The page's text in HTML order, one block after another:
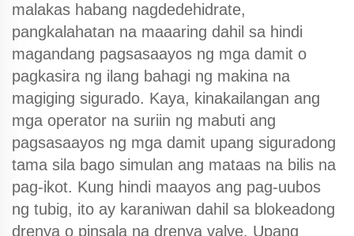
malakas habang nagdedehidrate,
pangkalahatan na maaaring dahil sa hindi
magandang pagsasaayos ng mga damit o
pagkasira ng ilang bahagi ng makina na
magiging sigurado. Kaya, kinakailangan ang
mga operator na suriin ng mabuti ang
pagsasaayos ng mga damit upang siguradong
tama sila bago simulan ang mataas na bilis na
pag-ikot. Kung hindi maayos ang pag-uubos
ng tubig, ito ay karaniwan dahil sa blokeadong
drenya o pinsala na drenya valve. Upang